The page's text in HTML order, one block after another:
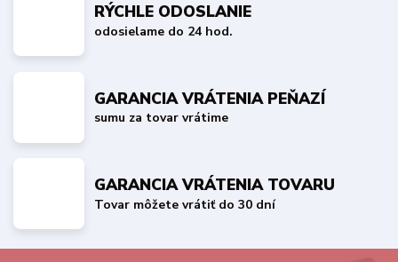
RÝCHLE ODOSLANIE
odosielame do 24 hod.
GARANCIA VRÁTENIA PEŇAZÍ
sumu za tovar vrátime
GARANCIA VRÁTENIA TOVARU
Tovar môžete vrátiť do 30 dní